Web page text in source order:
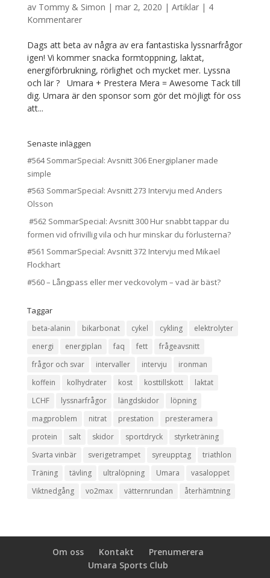
av Tommy & Simon | mar 2, 2020 | Artiklar| 4
Kommentarer
Dags att beta av några av era fantastiska lyssnarfrågor
igen! Vi kommer snacka formtoppning, laktat,
energiförbrukning, rörlighet och mycket mer. Lyssna
och lär ? Umara + Prestera Mera = Awesome Tack till
dig. Umara är den sponsor som gör det möjligt för oss
att...
Senaste inläggen
#564 SommarSpecial: Avsnitt 306 Energiplaner made
simple
#563 SommarSpecial: Avsnitt 273 Intervju med Anders
Olsson
#562 SommarSpecial: Avsnitt 300 Hur snabbt tappar du
formen vid ofrivillig vila och hur minskar du förlusterna?
#561 SommarSpecial: Avsnitt 372 Intervju med Mikael
Flockhart
#560 – Långpass eller mer veckovolym – vad är bäst?
Taggar
beta-alanin bikarbonat cykel cykling
elektrolyter
energi
energiplan faq fett
frågeavsnitt
frågor och svar
intervaller intervju
ironman
koffein
kolhydrater kost kosttillskott
laktat
LCHF
lyssnarfrågor längdskidor
löpning
magproblem
nitrat prestation
presteramera
protein
salt skidor sportdryck
styrketräning
Svarta vinbär
sverigetrampet syreupptag
triathlon
Träning
tävling ultralöpning Umara
vasaloppet
Viktnedgång
vo2max vätternrundan återhämtning
Om oss Kontakt
Prenumerera
Umara Sports Club